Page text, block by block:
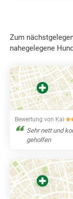
Zum
nahegelegene
Bewertung von Kai·
Sehr nett und
geholfen